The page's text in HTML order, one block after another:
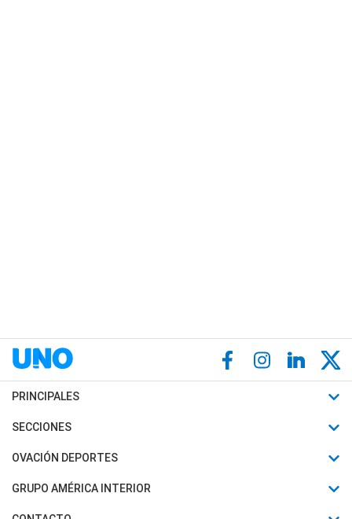
PRINCIPALES
Últimas Noticias
Política
SECCIONES
Horóscopo
Motores
OVACIÓN DEPORTES
Fútbol
Mundial
GRUPO AMÉRICA INTERIOR